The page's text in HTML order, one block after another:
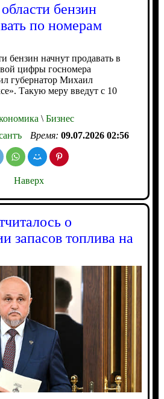
бензин
по номерам
бензин начнут продавать в
цифры госномера
губернатор Михаил
Такую меру введут с 10
\Бизнес
Время: 09.07.2026 02:56
Наверх
о
запасов топлива на